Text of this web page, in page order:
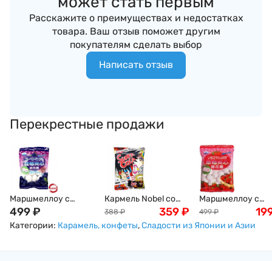
Расскажите о преимуществах и недостатках
товара. Ваш отзыв поможет другим
покупателям сделать выбор
Написать отзыв
Перекрестные продажи
Маршмеллоу с
голубичной
начинкой (зефир)
EIWA, 90 г, Япония
499₽
Кармель Nobel со
вкусом колы, 88г,
Япония
388 ₽ 359₽
Маршмеллоу с
клубничной
начинкой
499 ₽
Категории: Карамель, конфеты,Сладости из Японии и Азии